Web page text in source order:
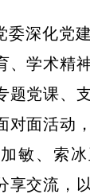
委深化党
、学术精
题党课、
面活动
敏、索
享交流，